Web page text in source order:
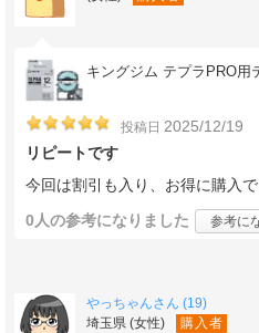
キングジム テプラPRO
投稿日 2025/12/19
リピートです
今回は割引も入り、お得に購入で
0人の参考になりました 参考に
やっちゃんさん (19)
埼玉県 (女性)
購入者